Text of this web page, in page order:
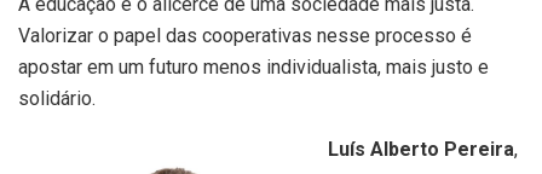
Valorizar o papel das cooperativas nesse processo é
apostar em um futuro menos individualista, mais justo e
solidário.
Luís Alberto Pereira,